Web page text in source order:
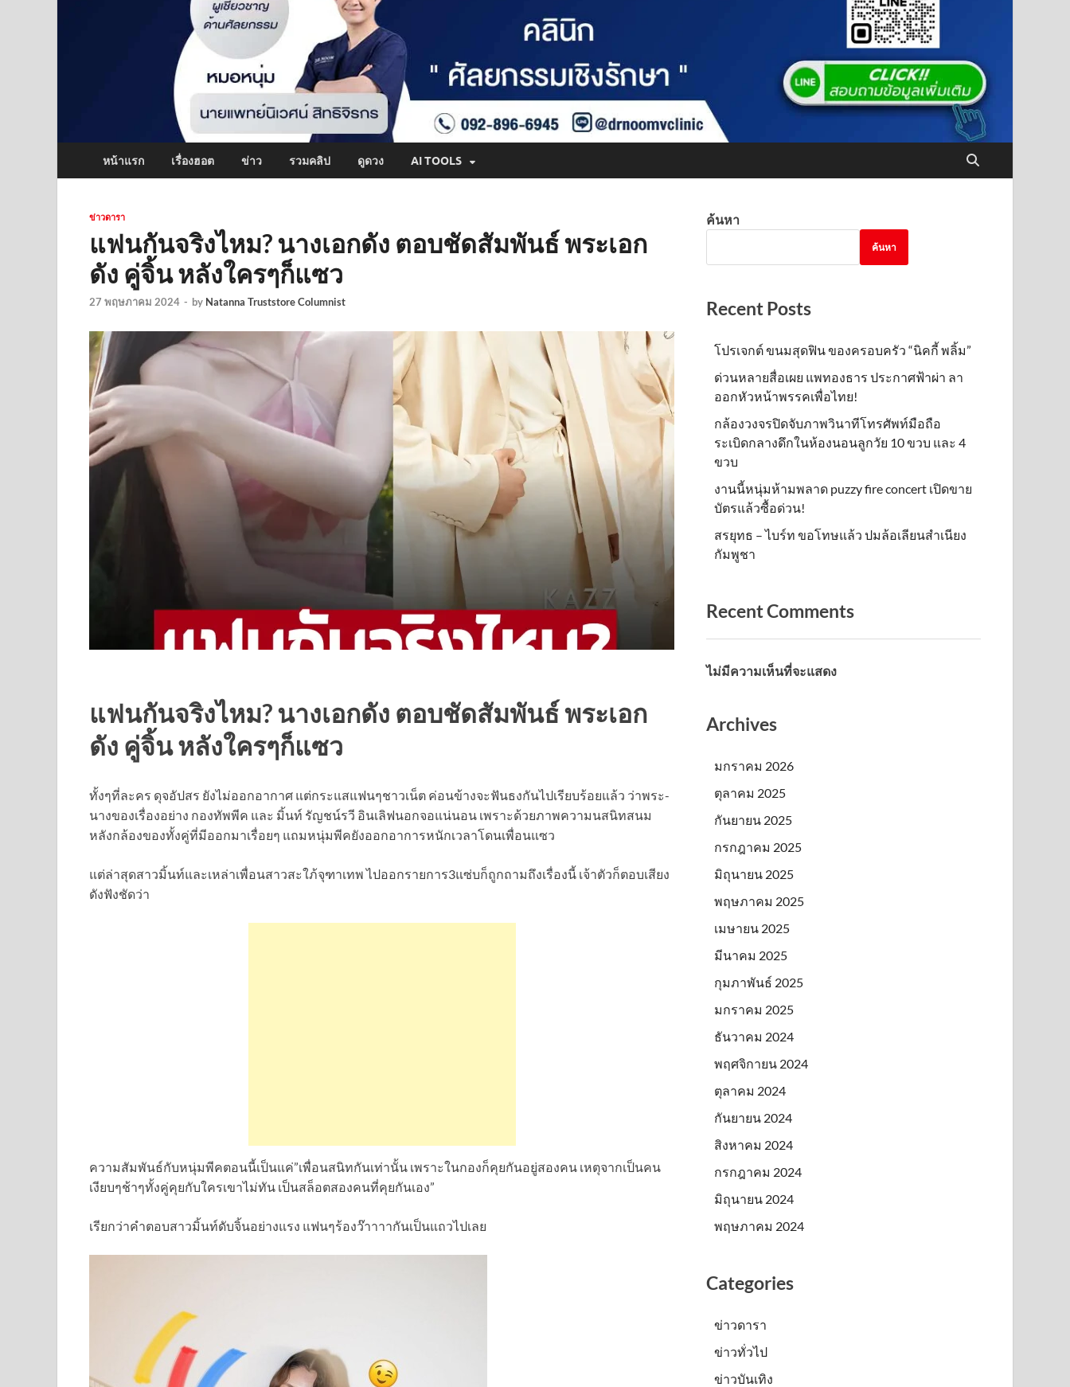
หน้าแรก เรื่องฮอต ข่าว รวมคลิป ดูดวง AI TOOLS
ข่าวดารา
แฟนกันจริงไหม? นางเอกดัง ตอบชัดสัมพันธ์ พระเอก
ดัง คู่จิ้น หลังใครๆก็แซว
27 พฤษภาคม 2024 - by Natanna Truststore Columnist
แฟนกันจริงไหม? นางเอกดัง ตอบชัดสัมพันธ์ พระเอก
ดัง คู่จิ้น หลังใครๆก็แซว
ทั้งๆที่ละคร ดุจอัปสร ยังไม่ออกอากาศ แต่กระแสแฟนๆชาวเน็ต ค่อนข้างจะฟันธงกันไปเรียบร้อยแล้ว ว่าพระ-
นางของเรื่องอย่าง กองทัพพีค และ มิ้นท์ รัญชน์รวี อินเลิฟนอกจอแน่นอน เพราะด้วยภาพความนสนิทสนม
หลังกล้องของทั้งคู่ที่มีออกมาเรื่อยๆ แถมหนุ่มพีคยังออกอาการหนักเวลาโดนเพื่อนแซว
แต่ล่าสุดสาวมิ้นท์และเหล่าเพื่อนสาวสะใภ้จุฑาเทพ ไปออกรายการ3แซ่บก็ถูกถามถึงเรื่องนี้ เจ้าตัวก็ตอบเสียง
ดังฟังชัดว่า
ความสัมพันธ์กับหนุ่มพีคตอนนี้เป็นแค่”เพื่อนสนิทกันเท่านั้น เพราะในกองก็คุยกันอยู่สองคน เหตุจากเป็นคน
เงียบๆช้าๆทั้งคู่คุยกับใครเขาไม่ทัน เป็นสล็อตสองคนที่คุยกันเอง”
เรียกว่าคำตอบสาวมิ้นท์ดับจิ้นอย่างแรง แฟนๆร้องว๊าาาากันเป็นแถวไปเลย
ค้นหา
ค้นหา
Recent Posts
โปรเจกต์ ขนมสุดฟิน ของครอบครัว “นิคกี้ พลิ้ม”
ด่วนหลายสื่อเผย แพทองธาร ประกาศฟ้าผ่า ลา
ออกหัวหน้าพรรคเพื่อไทย!
กล้องวงจรปิดจับภาพวินาทีโทรศัพท์มือถือ
ระเบิดกลางดึกในห้องนอนลูกวัย 10 ขวบ และ 4
ขวบ
งานนี้หนุ่มห้ามพลาด puzzy fire concert เปิดขาย
บัตรแล้วซื้อด่วน!
สรยุทธ – ไบร์ท ขอโทษแล้ว ปมล้อเลียนสำเนียง
กัมพูชา
Recent Comments
ไม่มีความเห็นที่จะแสดง
Archives
มกราคม 2026
ตุลาคม 2025
กันยายน 2025
กรกฎาคม 2025
มิถุนายน 2025
พฤษภาคม 2025
เมษายน 2025
มีนาคม 2025
กุมภาพันธ์ 2025
มกราคม 2025
ธันวาคม 2024
พฤศจิกายน 2024
ตุลาคม 2024
กันยายน 2024
สิงหาคม 2024
กรกฎาคม 2024
มิถุนายน 2024
พฤษภาคม 2024
Categories
ข่าวดารา
ข่าวทั่วไป
ข่าวบันเทิง